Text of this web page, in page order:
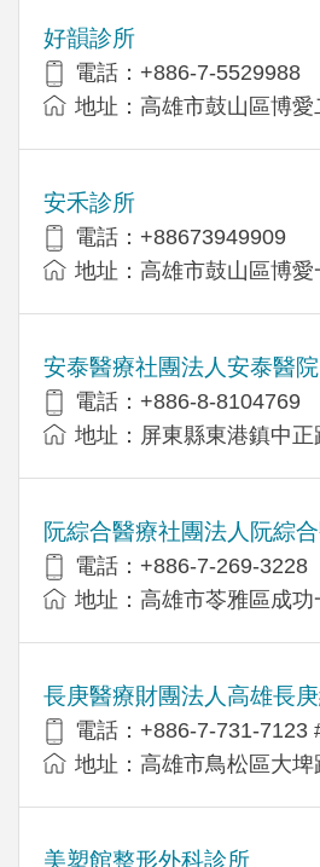
好韻診所
電話：+886-7-5529988
地址：高雄市鼓山區博
安禾診所
電話：+88673949909
地址：高雄市鼓山區博愛
安泰醫療社團法人安泰醫院
電話：+886-8-8104769
地址：屏東縣東港鎮中正
阮綜合醫療社團法人阮綜
電話：+886-7-269-3228
地址：高雄市苓雅區成功
長庚醫療財團法人高雄長
電話：+886-7-731-7123
地址：高雄市鳥松區大埤
美塑館整形外科診所